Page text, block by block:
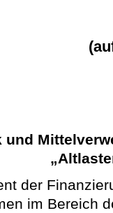
und
der
im Bereich